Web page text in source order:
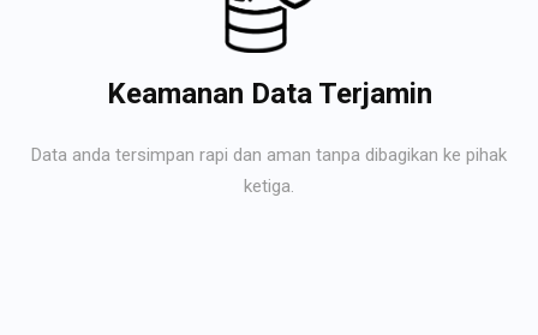
Keamanan Data Terjamin
Data anda tersimpan rapi dan aman tanpa dibagikan ke pihak
ketiga.